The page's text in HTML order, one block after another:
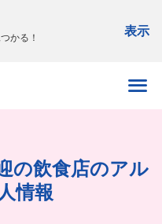
かる！
表示
の飲食店のアル
情報